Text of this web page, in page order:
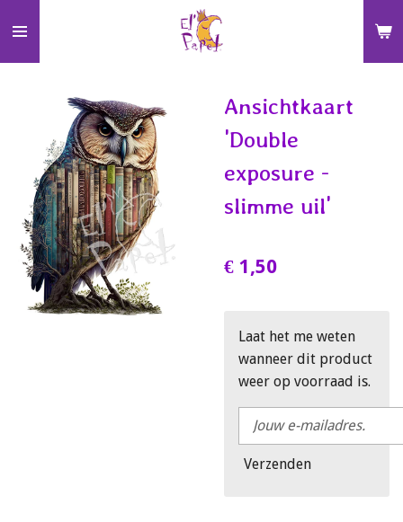
direct
naar
hoofdinhoud
Ansichtkaart
'Double
exposure -
slimme uil'
€ 1,50
Laat het me weten
wanneer dit product
weer op voorraad is.
Verzenden